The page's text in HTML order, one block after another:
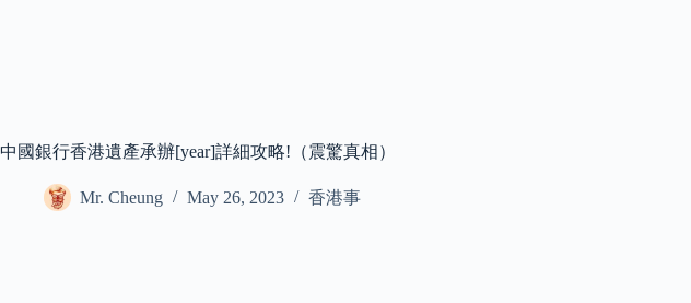
中國銀行香港遺產承辦[year]詳細攻略!（震驚真相）
Mr. Cheung May 26, 2023 香港事